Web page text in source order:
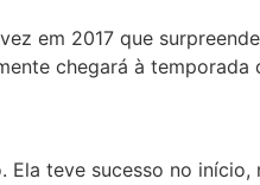
em 2017 que
chegará à temporada
teve sucesso no